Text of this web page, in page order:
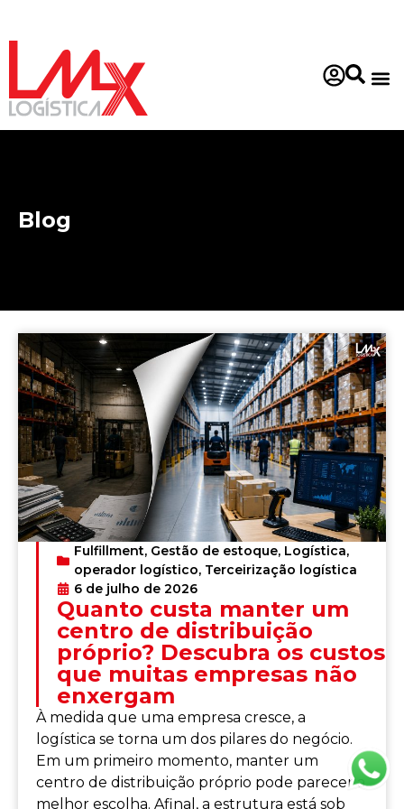
Blog
Fulfillment, Gestão de estoque, Logística,
operador logístico, Terceirização logística
6 de julho de 2026
Quanto custa manter um
centro de distribuição
próprio? Descubra os custos
que muitas empresas não
enxergam
À medida que uma empresa cresce, a
logística se torna um dos pilares do negócio.
Em um primeiro momento, manter um
centro de distribuição próprio pode parecer a
melhor escolha. Afinal, a estrutura está sob